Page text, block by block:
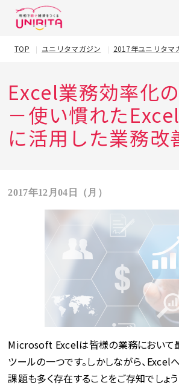
TOP ユニリタマガジン 2017年ユニリタマ
Excel業務効率化
－使い慣れた
に活用した業務改
2017年12月04日（月）
Microsoft Excelは皆様の業務において
ツールの一つです。しかしながら、Excel
課題も多く存在することをご存知でしょ